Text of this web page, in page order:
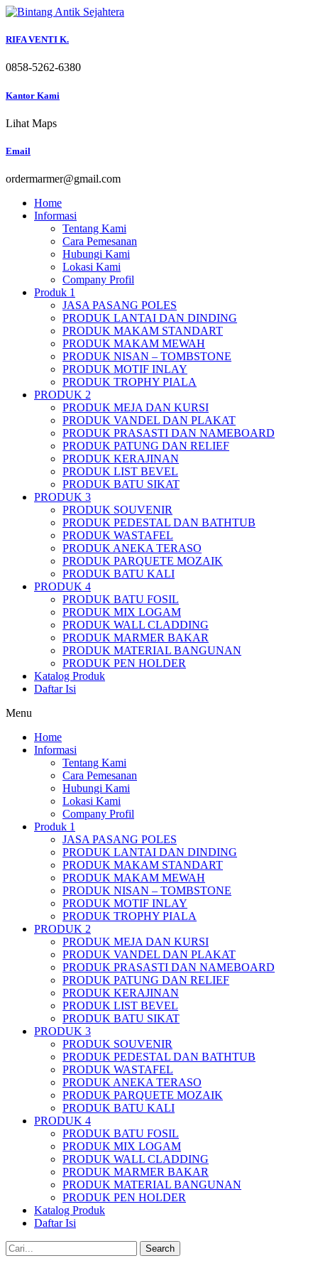
Skip
content
RIFA VENTI K.
0858-5262-6380
Kantor Kami
Lihat Maps
Email
ordermarmer@gmail.com
Home
Informasi
Tentang Kami
Cara Pemesanan
Hubungi Kami
Lokasi Kami
Company Profil
Produk 1
JASA PASANG POLES
PRODUK LANTAI DAN DINDING
PRODUK MAKAM STANDART
PRODUK MAKAM MEWAH
PRODUK NISAN – TOMBSTONE
PRODUK MOTIF INLAY
PRODUK TROPHY PIALA
PRODUK 2
PRODUK MEJA DAN KURSI
PRODUK VANDEL DAN PLAKAT
PRODUK PRASASTI DAN NAMEBOARD
PRODUK PATUNG DAN RELIEF
PRODUK KERAJINAN
PRODUK LIST BEVEL
PRODUK BATU SIKAT
PRODUK 3
PRODUK SOUVENIR
PRODUK PEDESTAL DAN BATHTUB
PRODUK WASTAFEL
PRODUK ANEKA TERASO
PRODUK PARQUETE MOZAIK
PRODUK BATU KALI
PRODUK 4
PRODUK BATU FOSIL
PRODUK MIX LOGAM
PRODUK WALL CLADDING
PRODUK MARMER BAKAR
PRODUK MATERIAL BANGUNAN
PRODUK PEN HOLDER
Katalog Produk
Daftar Isi
Menu
Home
Informasi
Tentang Kami
Cara Pemesanan
Hubungi Kami
Lokasi Kami
Company Profil
Produk 1
JASA PASANG POLES
PRODUK LANTAI DAN DINDING
PRODUK MAKAM STANDART
PRODUK MAKAM MEWAH
PRODUK NISAN – TOMBSTONE
PRODUK MOTIF INLAY
PRODUK TROPHY PIALA
PRODUK 2
PRODUK MEJA DAN KURSI
PRODUK VANDEL DAN PLAKAT
PRODUK PRASASTI DAN NAMEBOARD
PRODUK PATUNG DAN RELIEF
PRODUK KERAJINAN
PRODUK LIST BEVEL
PRODUK BATU SIKAT
PRODUK 3
PRODUK SOUVENIR
PRODUK PEDESTAL DAN BATHTUB
PRODUK WASTAFEL
PRODUK ANEKA TERASO
PRODUK PARQUETE MOZAIK
PRODUK BATU KALI
PRODUK 4
PRODUK BATU FOSIL
PRODUK MIX LOGAM
PRODUK WALL CLADDING
PRODUK MARMER BAKAR
PRODUK MATERIAL BANGUNAN
PRODUK PEN HOLDER
Katalog Produk
Daftar Isi
Search